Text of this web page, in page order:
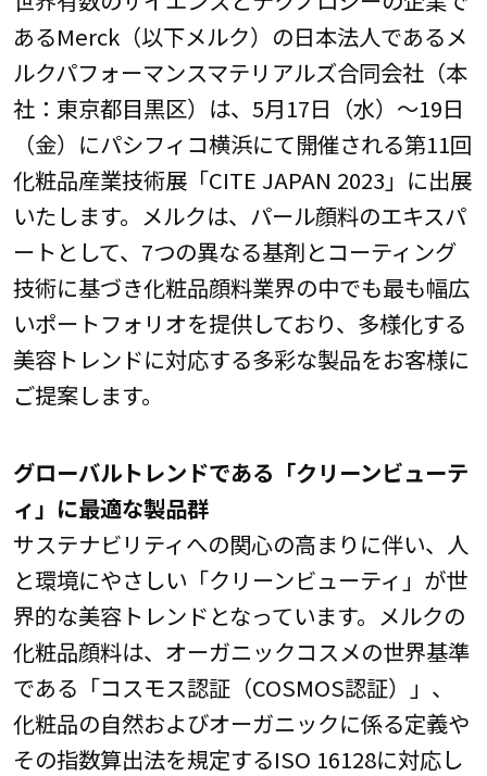
あるMerck（以下メルク）の日本法人であるメ
ルクパフォーマンスマテリアルズ合同会社（本
社：東京都目黒区）は、5月17日（水）～19日
（金）にパシフィコ横浜にて開催される第11回
化粧品産業技術展「CITE JAPAN 2023」に出展
いたします。メルクは、パール顔料のエキスパ
ートとして、7つの異なる基剤とコーティング
技術に基づき化粧品顔料業界の中でも最も幅広
いポートフォリオを提供しており、多様化する
美容トレンドに対応する多彩な製品をお客様に
ご提案します。
グローバルトレンドである「クリーンビューテ
ィ」に最適な製品群
サステナビリティへの関心の高まりに伴い、人
と環境にやさしい「クリーンビューティ」が世
界的な美容トレンドとなっています。メルクの
化粧品顔料は、オーガニックコスメの世界基準
である「コスモス認証（COSMOS認証）」、
化粧品の自然およびオーガニックに係る定義や
その指数算出法を規定するISO 16128に対応し